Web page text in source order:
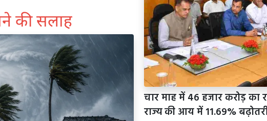
की सलाह
चार माह में 46 हजार करोड़ का
राज्य की आय में 11.69%